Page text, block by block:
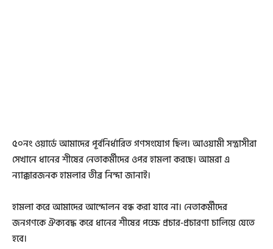
৫০নং ওয়ার্ডে আমাদের পূর্বনির্ধারিত গণসংযোগ ছিল। আওয়ামী সন্ত্রাসীরা
সেখানে ধানের শীষের নেতাকর্মীদের ওপর হামলা করছে। আমরা এ
ন্যাক্কারজনক হামলার তীব্র নিন্দা জানাই।
হামলা করে আমাদের আন্দোলন বন্ধ করা যাবে না। নেতাকর্মীদের
জনগণকে ঐক্যবদ্ধ করে ধানের শীষের পক্ষে প্রচার-প্রচারণা চালিয়ে যেতে
হবে।